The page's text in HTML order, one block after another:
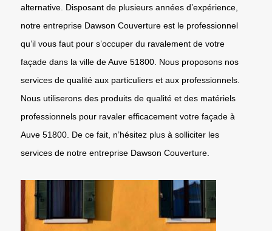
alternative. Disposant de plusieurs années d’expérience,
notre entreprise Dawson Couverture est le professionnel
qu’il vous faut pour s’occuper du ravalement de votre
façade dans la ville de Auve 51800. Nous proposons nos
services de qualité aux particuliers et aux professionnels.
Nous utiliserons des produits de qualité et des matériels
professionnels pour ravaler efficacement votre façade à
Auve 51800. De ce fait, n’hésitez plus à solliciter les
services de notre entreprise Dawson Couverture.